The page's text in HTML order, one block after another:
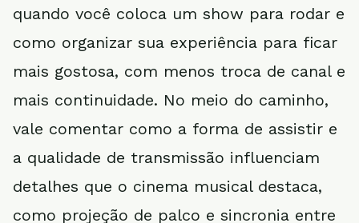
quando você coloca um show para rodar e
como organizar sua experiência para ficar
mais gostosa, com menos troca de canal e
mais continuidade. No meio do caminho,
vale comentar como a forma de assistir e
a qualidade de transmissão influenciam
detalhes que o cinema musical destaca,
como projeção de palco e sincronia entre